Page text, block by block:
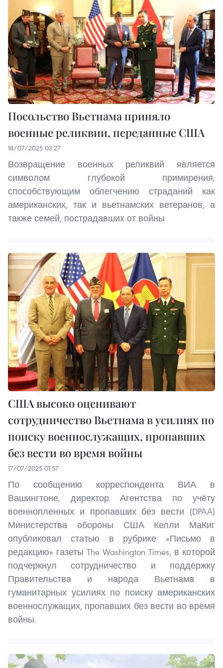
Посольство Вьетнама приняло
военные реликвии, переданные США
18/07/2025 03:27
Возвращение военных реликвий является
символом глубокой примирения,
способствующим облегчению страданий как
американских, так и вьетнамских ветеранов, а
также семей, пострадавших от войны
США высоко оценивают
сотрудничество Вьетнама в усилиях по
поиску военнослужащих, пропавших
без вести во время войны
17/07/2025 01:57
По сообщению корреспондента ВИА в
Вашингтоне, директор Агентства по учёту
военнопленных и пропавших без вести (DPAA)
Министерства обороны США Келли МаКиг
опубликовал статью в рубрике «Письмо в
редакцию» газеты The Washington Times, в которой
подчеркнул сотрудничество и поддержку
Правительства и народа Вьетнама в
гуманитарных усилиях по поиску американских
военнослужащих, пропавших без вести во время
войны.